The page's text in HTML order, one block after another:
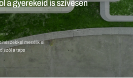
dolgoznának majd?
Dalma 8 perc
fiatalok profi színészekkel
– ez a Neked szól a